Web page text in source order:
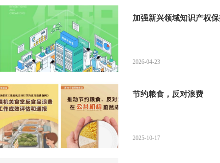
加强新兴领域知识产权
2026-04-23
节约粮食，反对浪费
2025-10-17